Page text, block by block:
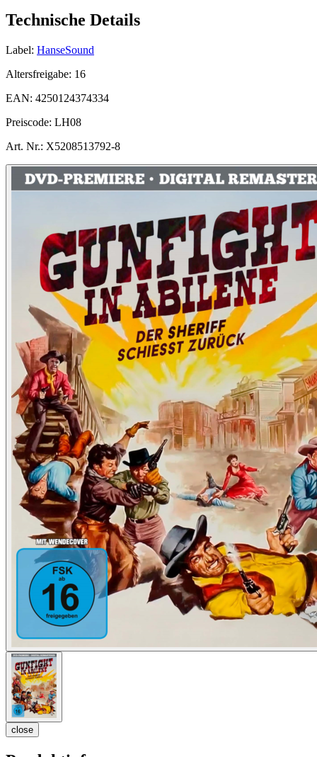
Technische Details
Label: HanseSound
Altersfreigabe: 16
EAN: 4250124374334
Preiscode: LH08
Art. Nr.: X5208513792-8
close